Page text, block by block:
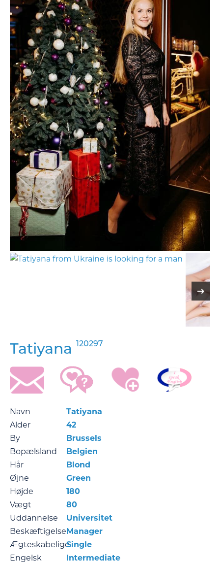
Tatiyana 120297
Navn
Tatiyana
Alder
42
By
Brussels
Bopælsland
Belgien
Hår
Blond
Øjne
Green
Højde
180
Vægt
80
Uddannelse
Universitet
BeskæftigelseManager
ÆgteskabeligeSingle
Engelsk
Intermediate